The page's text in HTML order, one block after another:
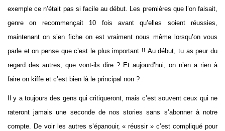
exemple ce n’était pas si facile au début. Les premières que l’on faisait,
genre on recommençait 10 fois avant qu’elles soient réussies,
maintenant on s’en fiche on est vraiment nous même lorsqu’on vous
parle et on pense que c’est le plus important !! Au début, tu as peur du
regard des autres, que vont-ils dire ? Et aujourd’hui, on n’en a rien à
faire on kiffe et c’est bien là le principal non ?
Il y a toujours des gens qui critiqueront, mais c’est souvent ceux qui ne
rateront jamais une seconde de nos stories sans s’abonner à notre
compte. De voir les autres s’épanouir, « réussir » c’est compliqué pour